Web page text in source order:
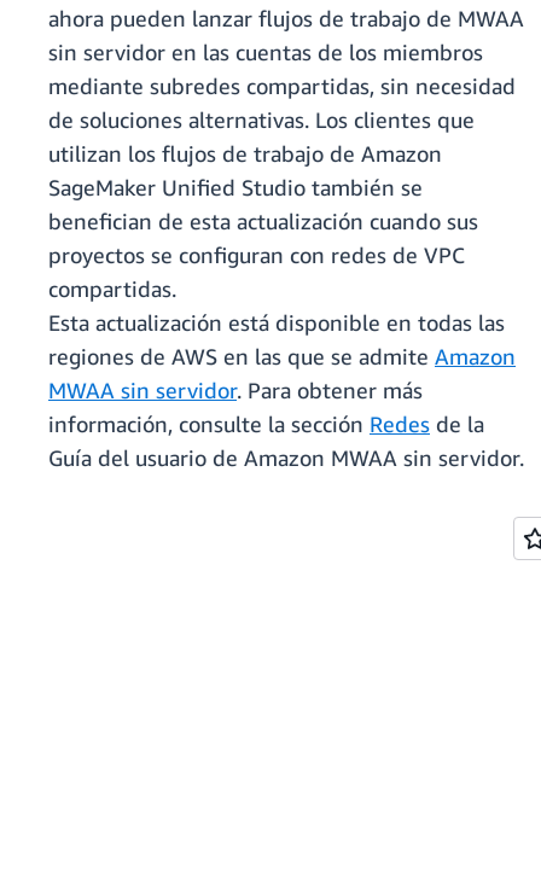
ahora pueden lanzar flujos de trabajo de MWAA
sin servidor en las cuentas de los miembros
mediante subredes compartidas, sin necesidad
de soluciones alternativas. Los clientes que
utilizan los flujos de trabajo de Amazon
SageMaker Unified Studio también se
benefician de esta actualización cuando sus
proyectos se configuran con redes de VPC
compartidas.
Esta actualización está disponible en todas las
regiones de AWS en las que se admite Amazon
MWAA sin servidor. Para obtener más
información, consulte la sección Redes de la
Guía del usuario de Amazon MWAA sin servidor.